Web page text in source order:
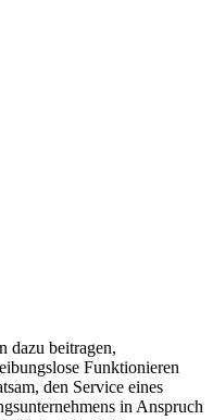
dazu beitragen,
Funktionieren
den Service eines
in Anspruch